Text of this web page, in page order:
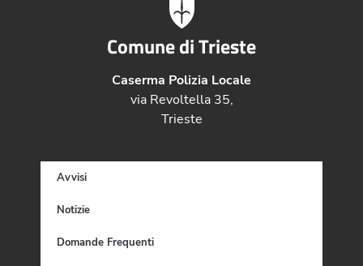
Comune di Trieste
Caserma Polizia Locale
via Revoltella 35,
Trieste
Avvisi
Notizie
Domande Frequenti